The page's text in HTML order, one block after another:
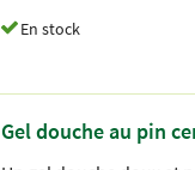
En stock
Gel douche au pin